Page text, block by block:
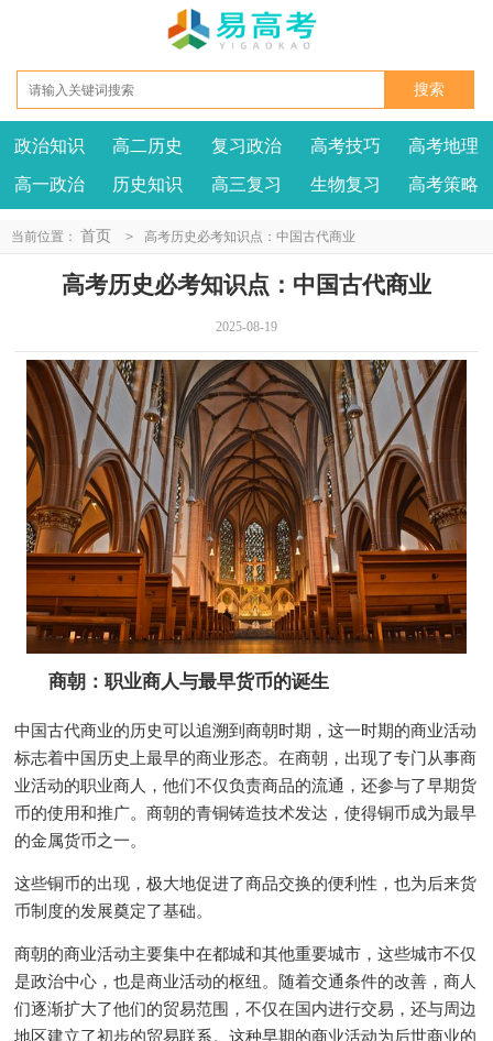
政治知识 高二历史 复习政治 高考技巧 高考地理
高一政治 历史知识 高三复习 生物复习 高考策略
当前位置： 首页 > 高考历史必考知识点：中国古代商业
高考历史必考知识点：中国古代商业
2025-08-19
商朝：职业商人与最早货币的诞生
中国古代商业的历史可以追溯到商朝时期，这一时期的商业活动
标志着中国历史上最早的商业形态。在商朝，出现了专门从事商
业活动的职业商人，他们不仅负责商品的流通，还参与了早期货
币的使用和推广。商朝的青铜铸造技术发达，使得铜币成为最早
的金属货币之一。
这些铜币的出现，极大地促进了商品交换的便利性，也为后来货
币制度的发展奠定了基础。
商朝的商业活动主要集中在都城和其他重要城市，这些城市不仅
是政治中心，也是商业活动的枢纽。随着交通条件的改善，商人
们逐渐扩大了他们的贸易范围，不仅在国内进行交易，还与周边
地区建立了初步的贸易联系。这种早期的商业活动为后世商业的